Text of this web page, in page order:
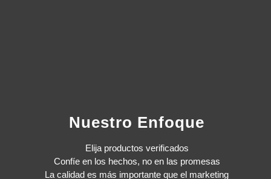
Nuestro Enfoque
Elija productos verificados
Confíe en los hechos, no en las promesas
La calidad es más importante que el marketing